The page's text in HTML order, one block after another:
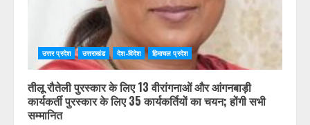
उत्तर प्रदेश उत्तराखंड देश-विदेश हिमाचल प्रदेश
तीलू रौतेली पुरस्कार के लिए 13 वीरांगनाओं और आंगनबाड़ी
कार्यकर्ती पुरस्कार के लिए 35 कार्यकर्तियों का चयन; होंगी सभी
सम्मानित